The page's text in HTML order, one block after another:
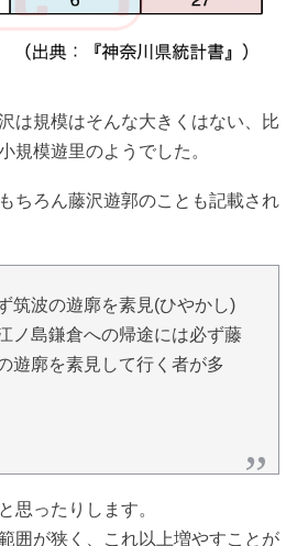
は規模はそんな大きくはない、比
規模遊里のようでした。
ちろん藤沢遊郭のことも記載され
筑波の遊廓を素見(ひやかし)
ノ島鎌倉への帰途には必ず藤
遊廓を素見して行く者が多
思ったりします。
囲が狭く、これ以上増やすことが